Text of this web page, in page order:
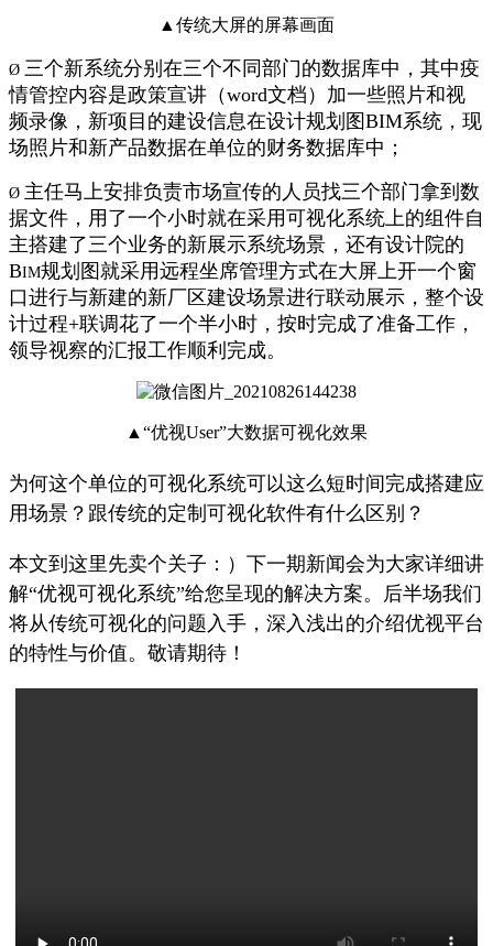
▲传统大屏的屏幕画面
Ø 三个新系统分别在三个不同部门的数据库中，其中疫
情管控内容是政策宣讲（word文档）加一些照片和视
频录像，新项目的建设信息在设计规划图BIM系统，现
场照片和新产品数据在单位的财务数据库中；
Ø 主任马上安排负责市场宣传的人员找三个部门拿到数
据文件，用了一个小时就在采用可视化系统上的组件自
主搭建了三个业务的新展示系统场景，还有设计院的
BIM规划图就采用远程坐席管理方式在大屏上开一个窗
口进行与新建的新厂区建设场景进行联动展示，整个设
计过程+联调花了一个半小时，按时完成了准备工作，
领导视察的汇报工作顺利完成。
▲“优视User”大数据可视化效果
为何这个单位的可视化系统可以这么短时间完成搭建应
用场景？跟传统的定制可视化软件有什么区别？
本文到这里先卖个关子：）下一期新闻会为大家详细讲
解“优视可视化系统”给您呈现的解决方案。后半场我们
将从传统可视化的问题入手，深入浅出的介绍优视平台
的特性与价值。敬请期待！